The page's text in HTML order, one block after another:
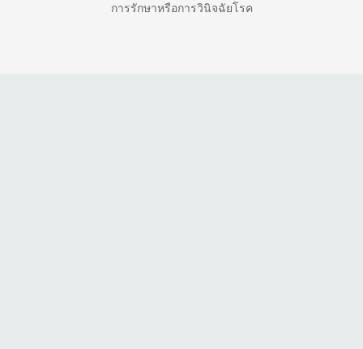
การรักษาหรือการวินิจฉัยโรค